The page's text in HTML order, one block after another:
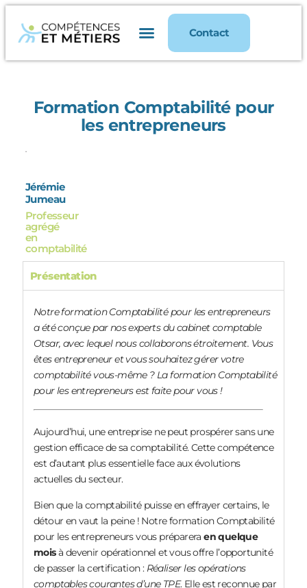
Contact
Formation Comptabilité pour
les entrepreneurs
Jérémie
Jumeau
Professeur
agrégé
en
comptabilité
Présentation
Notre formation Comptabilité pour les entrepreneurs
a été conçue par nos experts du cabinet comptable
Otsar, avec lequel nous collaborons étroitement. Vous
êtes entrepreneur et vous souhaitez gérer votre
comptabilité vous-même ? La formation Comptabilité
pour les entrepreneurs est faite pour vous !
Aujourd’hui, une entreprise ne peut prospérer sans une
gestion efficace de sa comptabilité. Cette compétence
est d’autant plus essentielle face aux évolutions
actuelles du secteur.
Bien que la comptabilité puisse en effrayer certains, le
détour en vaut la peine ! Notre formation Comptabilité
pour les entrepreneurs vous prépareraen quelque
moisà devenir opérationnel etvous offre l’opportunité
de passer la certification : Réaliser les opérations
comptables courantes d’une TPE. Elle est reconnue par